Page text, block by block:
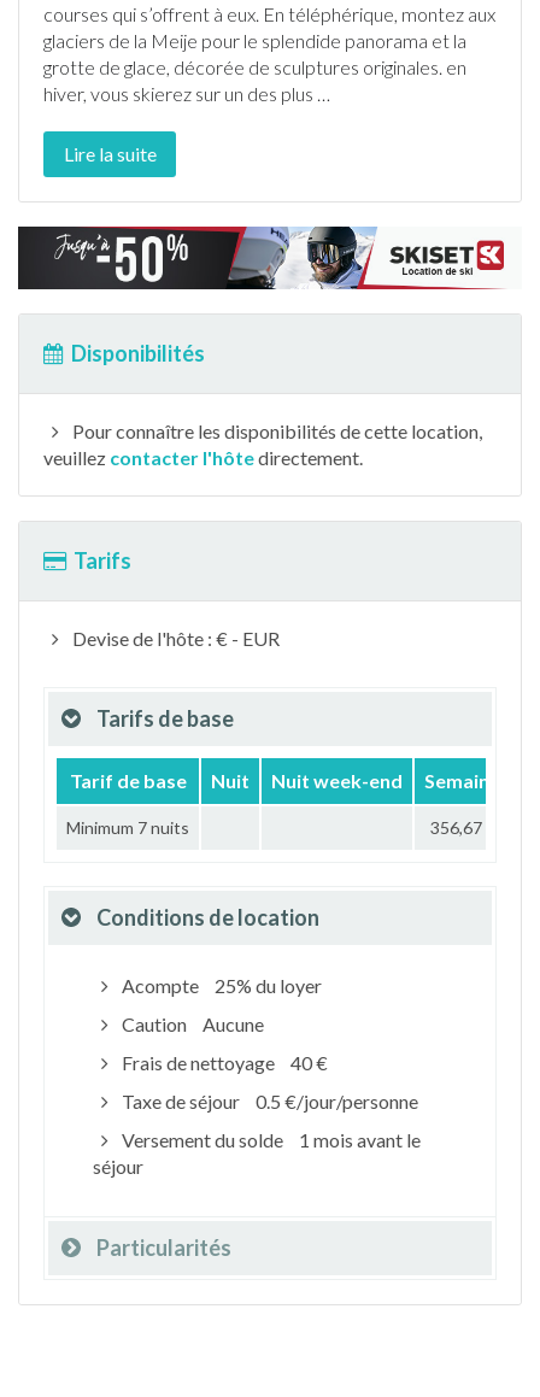
courses qui s’offrent à eux. En téléphérique, montez aux
glaciers de la Meije pour le splendide panorama et la
grotte de glace, décorée de sculptures originales. en
hiver, vous skierez sur un des plus …
Lire la suite
Disponibilités
Pour connaître les disponibilités de cette location,
veuillez contacter l'hôtedirectement.
Tarifs
Devise de l'hôte : € - EUR
Tarifs de base
Tarif de base Nuit Nuit week-end Semaine
Minimum 7 nuits 356,67 €
Conditions de location
Acompte
25% du loyer
Caution
Aucune
Frais de nettoyage
40 €
Taxe de séjour
0.5 €/jour/personne
Versement du solde
1 mois avant le
séjour
Particularités